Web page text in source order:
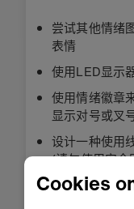
尝试其他情绪
表情
使用LED显示
使用情绪徽章
显示对号或叉
设计一种使用
(请勿使用安
添加纸板让按
Cookies